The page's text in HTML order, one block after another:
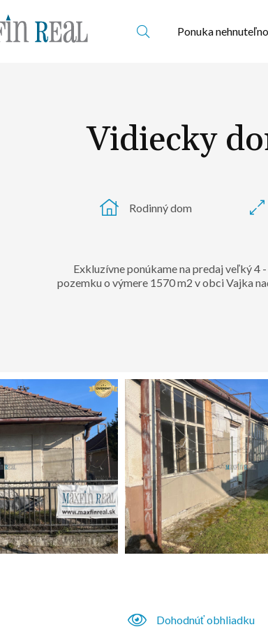
Ponuka
Vidiecky
Rodinný dom
Exkluzívne ponúkame na predaj veľký
pozemku o výmere 1570 m2 v obci Vajka
Dohodnúť obhliadku